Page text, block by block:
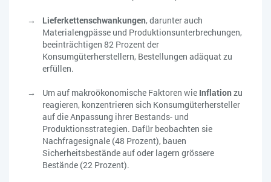
Lieferkettenschwankungen, darunter auch
Materialengpässe und Produktionsunterbrechungen,
beeinträchtigen 82 Prozent der
Konsumgüterherstellern, Bestellungen adäquat zu
erfüllen.
Um auf makroökonomische Faktoren wie Inflationzu
reagieren, konzentrieren sich Konsumgüterhersteller
auf die Anpassung ihrer Bestands- und
Produktionsstrategien. Dafür beobachten sie
Nachfragesignale (48 Prozent), bauen
Sicherheitsbestände auf oder lagern grössere
Bestände (22 Prozent).